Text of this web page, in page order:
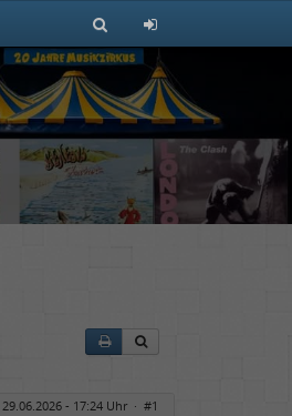
29.06.2026 - 17:24 Uhr · #1